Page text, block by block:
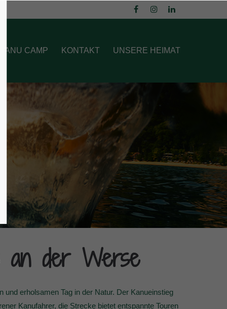
Lorem ipsum dolor sit amet,
Aenean commodo ligula eget dolor.
Aenean massa. Cum sociis natoque
penatibus et magnis dis parturient
montes, nascetur ridiculus mus. Donec
quam felis, ultricies nec.
CAMP KONTAKT UNSERE HEIMAT
an der Werse
erholsamen Tag in der Natur. Der Kanueinstieg
Kanufahrer, die Strecke bietet entspannte Touren